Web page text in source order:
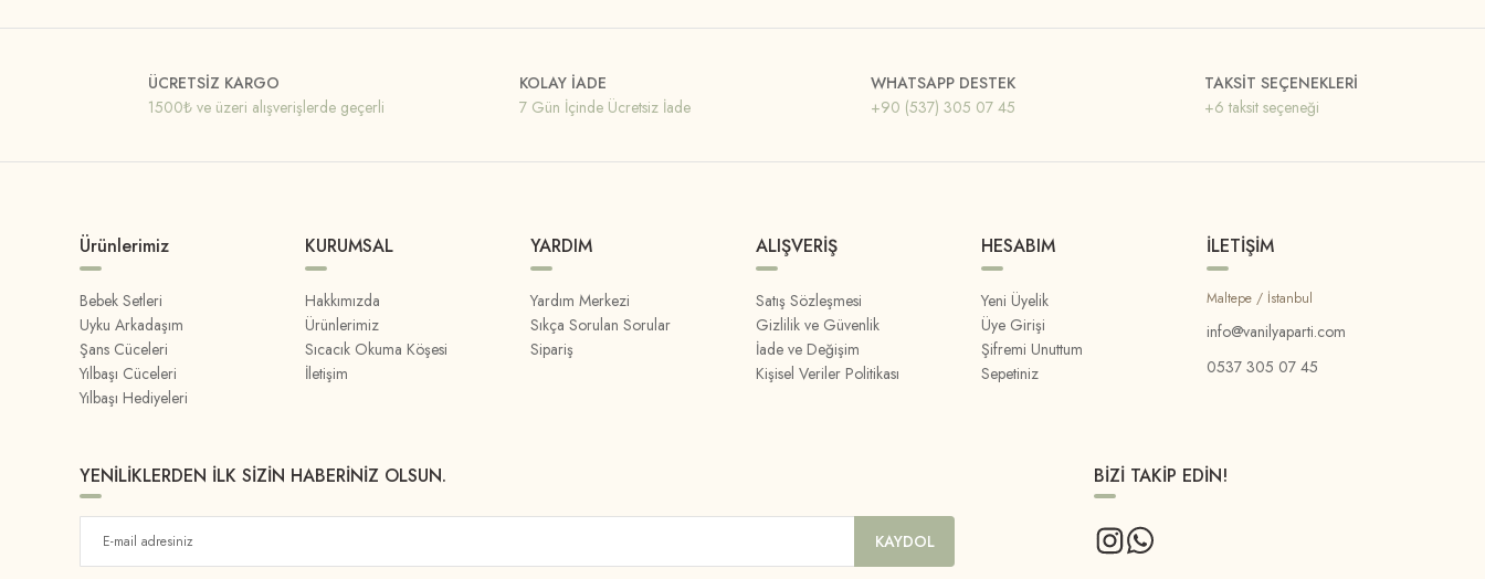
ÜCRETSİZ KARGO
1500₺ ve üzeri alışverişlerde geçerli
KOLAY İADE
7 Gün İçinde Ücretsiz İade
WHATSAPP DESTEK
+90 (537) 305 07 45
TAKSİT SEÇENEKLERİ
+6 taksit seçeneği
Ürünlerimiz
Bebek Setleri
Uyku Arkadaşım
Şans Cüceleri
Yılbaşı Cüceleri
Yılbaşı Hediyeleri
KURUMSAL
Hakkımızda
Ürünlerimiz
Sıcacık Okuma Köşesi
İletişim
YARDIM
Yardım Merkezi
Sıkça Sorulan Sorular
Sipariş
ALIŞVERİŞ
Satış Sözleşmesi
Gizlilik ve Güvenlik
İade ve Değişim
Kişisel Veriler Politikası
HESABIM
Yeni Üyelik
Üye Girişi
Şifremi Unuttum
Sepetiniz
İLETİŞİM
Maltepe / İstanbul
info@vanilyaparti.com
0537 305 07 45
YENİLİKLERDEN İLK SİZİN HABERİNİZ OLSUN.
KAYDOL
BİZİ TAKİP EDİN!